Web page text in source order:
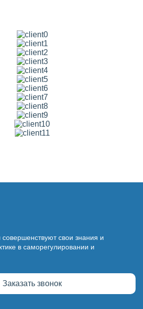
свои знания и
в саморегулировании и
Заказать звонок